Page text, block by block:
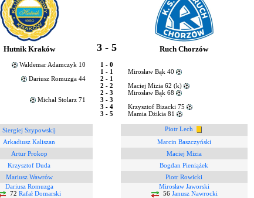
Hutnik Kraków 3 - 5 Ruch Chorzów
Waldemar Adamczyk 10
1 - 0
1 - 1
Mirosław Bąk 40
Dariusz Romuzga 44
2 - 1
2 - 2
Maciej Mizia 62 (k)
2 - 3
Mirosław Bąk 68
Michał Stolarz 71
3 - 3
3 - 4
Krzysztof Bizacki 75
3 - 5
Mamia Dżikia 81
Siergiej Szypowskij
Piotr Lech
Arkadiusz Kaliszan
Marcin Baszczyński
Artur Prokop
Maciej Mizia
Krzysztof Duda
Bogdan Pieniążek
Mariusz Wawrów
Piotr Rowicki
Dariusz Romuzga
72 Rafał Domarski
Mirosław Jaworski
56 Janusz Nawrocki